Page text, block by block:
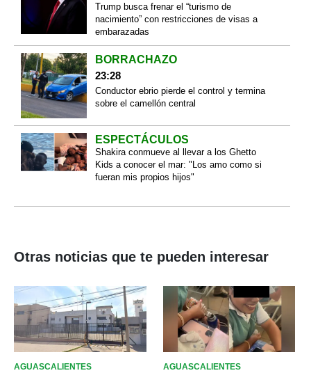
Trump busca frenar el “turismo de
nacimiento” con restricciones de visas a
embarazadas
BORRACHAZO
23:28
Conductor ebrio pierde el control y termina
sobre el camellón central
ESPECTÁCULOS
Shakira conmueve al llevar a los Ghetto
Kids a conocer el mar: "Los amo como si
fueran mis propios hijos"
Otras noticias que te pueden interesar
AGUASCALIENTES AGUASCALIENTES